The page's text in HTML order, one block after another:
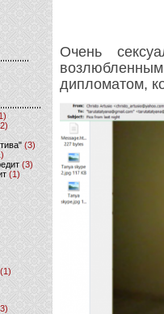
(3)
(3)
(1)
Очень
дипломатом,